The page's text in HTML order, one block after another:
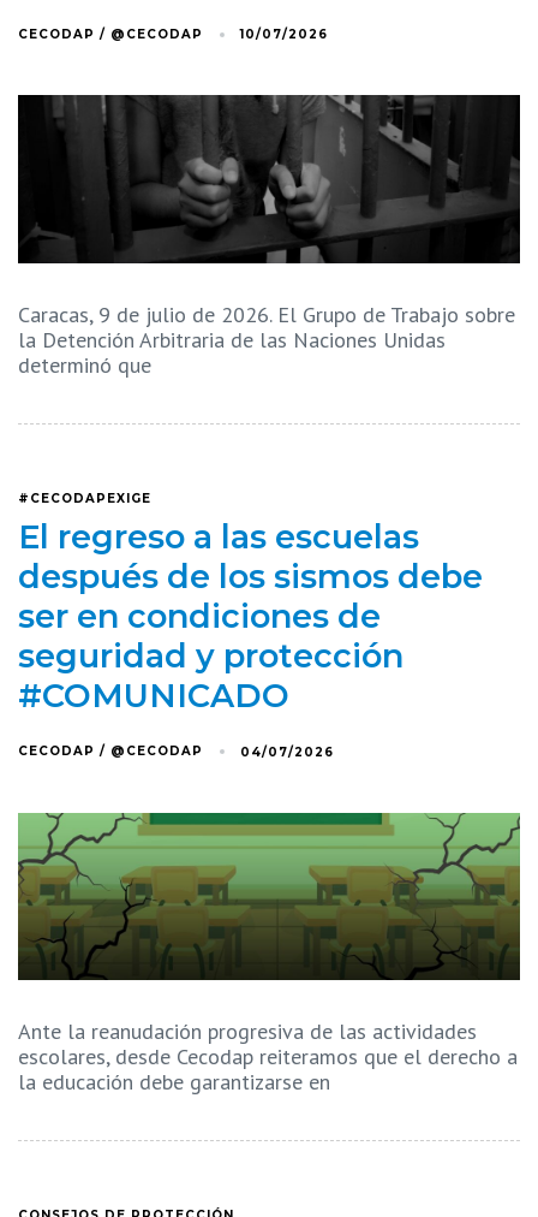
CECODAP / @CECODAP 10/07/2026
Caracas, 9 de julio de 2026. El Grupo de Trabajo sobre
la Detención Arbitraria de las Naciones Unidas
determinó que
#CECODAPEXIGE
El regreso a las escuelas
después de los sismos debe
ser en condiciones de
seguridad y protección
#COMUNICADO
CECODAP / @CECODAP 04/07/2026
Ante la reanudación progresiva de las actividades
escolares, desde Cecodap reiteramos que el derecho a
la educación debe garantizarse en